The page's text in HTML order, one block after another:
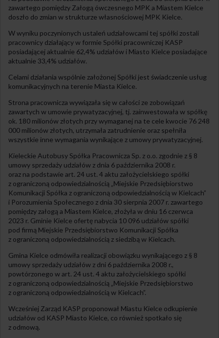
zawartego pomiędzy Załogą ówczesnego MPK a Miastem Kielce
doszło do zmian w strukturze własnościowej MPK Kielce.
W wyniku poczynionych ustaleń udziałowcami tej spółki zostali
pracownicy działający w formie Spółki pracowniczej KASP
posiadającej aktualnie 62,4% udziałów i Miasto Kielce posiadające
aktualnie 33,4% udziałów.
Celami działania wspólnie założonej Spółki jest świadczenie usług
komunikacyjnych na terenie Miasta Kielce.
Strona pracownicza wywiązała się w całości ze zobowiązań
zawartych w umowie prywatyzacyjnej, tj. zainwestowała w spółkę
ok. 180 milionów złotych przy wymaganej na te cele kwocie 76 248
000 milionów złotych, utrzymała zatrudnienie oraz spełniła
wszystkie inne wymagania wynikające z umowy prywatyzacyjnej.
Kieleckie Autobusy Spółka Pracownicza Sp. z o.o. zgodnie z § 8
umowy sprzedaży udziałów z dnia 6 października 2008 r.
oraz na podstawie art. 24 ust. 4 aktu założycielskiego spółki
z ograniczoną odpowiedzialnością „Miejskie Przedsiębiorstwo
Komunikacji Spółka z ograniczoną odpowiedzialnością w Kielcach”
i Porozumienia Społecznego z dnia 30 sierpnia 2007 r. zawartego
pomiędzy załogą a Miastem Kielce, złożyła w dniu 16 czerwca
2023 r. Gminie Kielce ofertę nabycia 10 096 udziałów spółki
pod firmą Miejskie Przedsiębiorstwo Komunikacji Spółka
z ograniczoną odpowiedzialnością z siedzibą w Kielcach.
Gmina Kielce odmówiła realizacji obowiązku wynikającego z § 8
umowy sprzedaży udziałów z dni 6 października 2008 r.,
powtórzonego w art. 24 ust. 4 aktu założycielskiego spółki
z ograniczoną odpowiedzialnością „Miejskie Przedsiębiorstwo
z ograniczoną odpowiedzialnością w Kielcach”.
Wcześniej Zarząd KASP proponował Miastu Kielce odkupienie
udziałów od KASP Miasto Kielce, co również spotkało się
z odmową.